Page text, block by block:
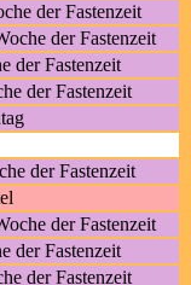
der Fastenzeit
der Fastenzeit
der Fastenzeit
der Fastenzeit
der Fastenzeit
der Fastenzeit
der Fastenzeit
der Fastenzeit